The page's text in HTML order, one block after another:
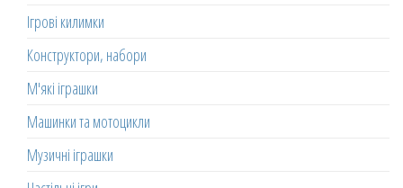
Ігрові килимки
Конструктори, набори
М'які іграшки
Машинки та мотоцикли
Музичні іграшки